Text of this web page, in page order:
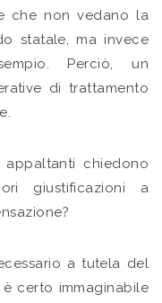
che non vedano la
statale, ma invece
Perciò, un
di trattamento
chiedono
giustificazioni a
a tutela del
certo immaginabile